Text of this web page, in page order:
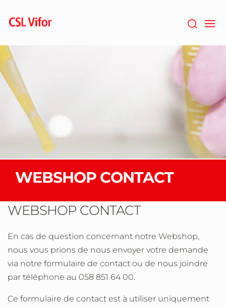
contenu
WEBSHOP CONTACT
WEBSHOP CONTACT
En cas de question concernant notre Webshop,
nous vous prions de nous envoyer votre demande
via notre formulaire de contact ou de nous joindre
par téléphone au 058 851 64 00.
Ce formulaire de contact est à utiliser uniquement